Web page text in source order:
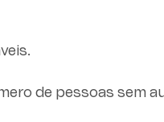
de pessoas sem